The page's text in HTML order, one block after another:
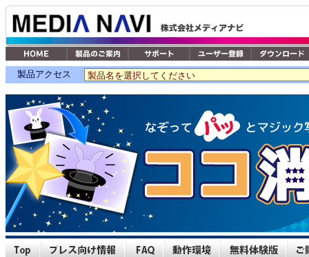
製品アクセス